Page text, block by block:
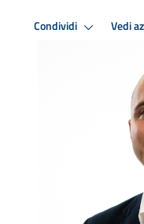
Condividi Vedi